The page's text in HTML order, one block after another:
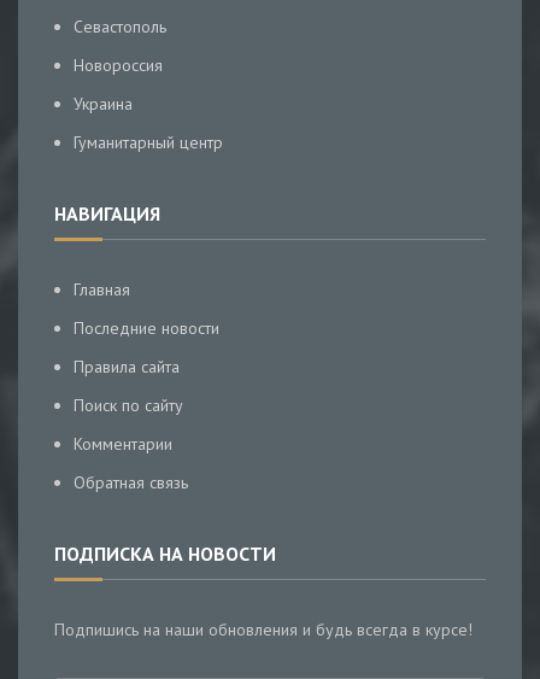
Севастополь
Новороссия
Украина
Гуманитарный центр
НАВИГАЦИЯ
Главная
Последние новости
Правила сайта
Поиск по сайту
Комментарии
Обратная связь
ПОДПИСКА НА НОВОСТИ
Подпишись на наши обновления и будь всегда в курсе!